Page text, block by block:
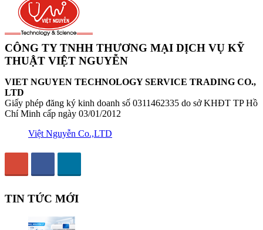
CÔNG TY TNHH THƯƠNG MẠI DỊCH VỤ KỸ
THUẬT VIỆT NGUYỄN
VIET NGUYEN TECHNOLOGY SERVICE TRADING CO.,
LTD
Giấy phép đăng ký kinh doanh số 0311462335 do sở KHĐT TP Hồ
Chí Minh cấp ngày 03/01/2012
Việt Nguyễn Co.,LTD
TIN TỨC MỚI